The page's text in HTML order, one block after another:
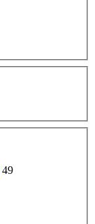
49